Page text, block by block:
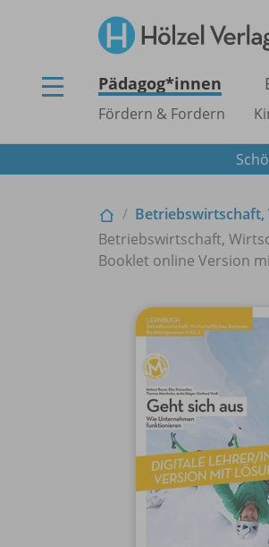
Pädagog*innen
Fördern & Fordern
Betriebswirtschaft,
Betriebswirtschaft,
Booklet online Version